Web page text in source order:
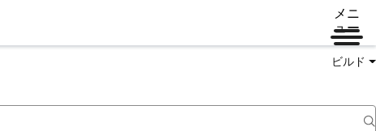
メニ
ュー
ビルド